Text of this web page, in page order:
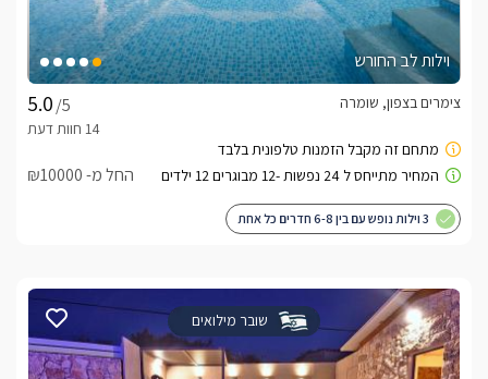
וילות לב החורש
/5
צימרים בצפון, שומרה
החל מ- ₪10000
3 וילות נופש עם בין 6-8 חדרים כל אחת
שובר מילואים